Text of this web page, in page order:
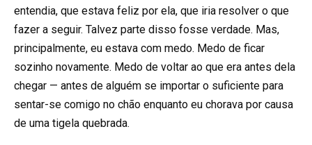
entendia, que estava feliz por ela, que iria resolver o que
fazer a seguir. Talvez parte disso fosse verdade. Mas,
principalmente, eu estava com medo. Medo de ficar
sozinho novamente. Medo de voltar ao que era antes dela
chegar — antes de alguém se importar o suficiente para
sentar-se comigo no chão enquanto eu chorava por causa
de uma tigela quebrada.